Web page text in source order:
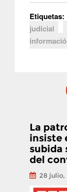
Etiquetas:
judicial
La
insiste
subida
del
28 julio,